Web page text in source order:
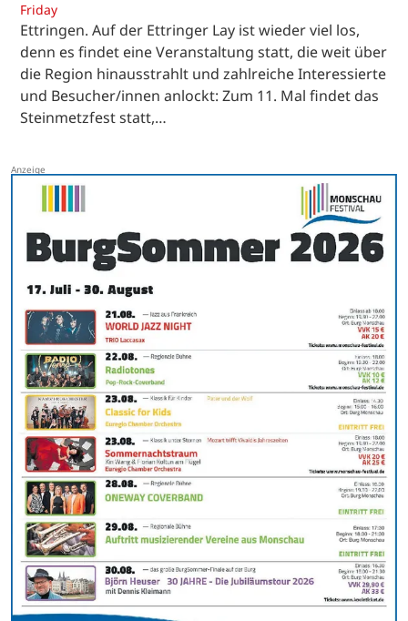
Friday
Ettringen. Auf der Ettringer Lay ist wieder viel los,
denn es findet eine Veranstaltung statt, die weit über
die Region hinausstrahlt und zahlreiche Interessierte
und Besucher/innen anlockt: Zum 11. Mal findet das
Steinmetzfest statt,…